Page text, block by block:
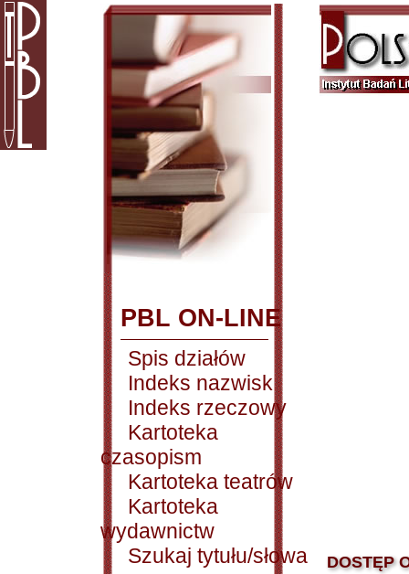
PBL ON-LINE
Spis działów
Indeks nazwisk
Indeks rzeczowy
Kartoteka
czasopism
Kartoteka teatrów
Kartoteka
wydawnictw
Szukaj tytułu/słowa
DOSTĘP